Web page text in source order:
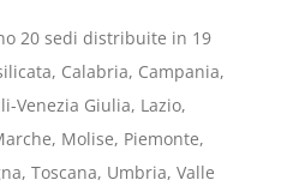
20 sedi distribuite in 19
Calabria, Campania,
Venezia Giulia, Lazio,
Molise, Piemonte,
Toscana, Umbria, Valle